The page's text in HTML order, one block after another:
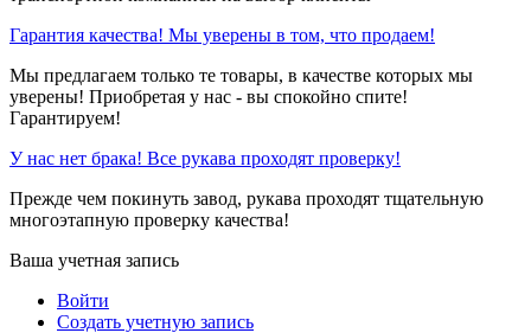
Гарантия качества! Мы уверены в том, что продаем!
Мы предлагаем только те товары, в качестве которых мы
уверены! Приобретая у нас - вы спокойно спите!
Гарантируем!
У нас нет брака! Все рукава проходят проверку!
Прежде чем покинуть завод, рукава проходят тщательную
многоэтапную проверку качества!
Ваша учетная запись
Войти
Создать учетную запись